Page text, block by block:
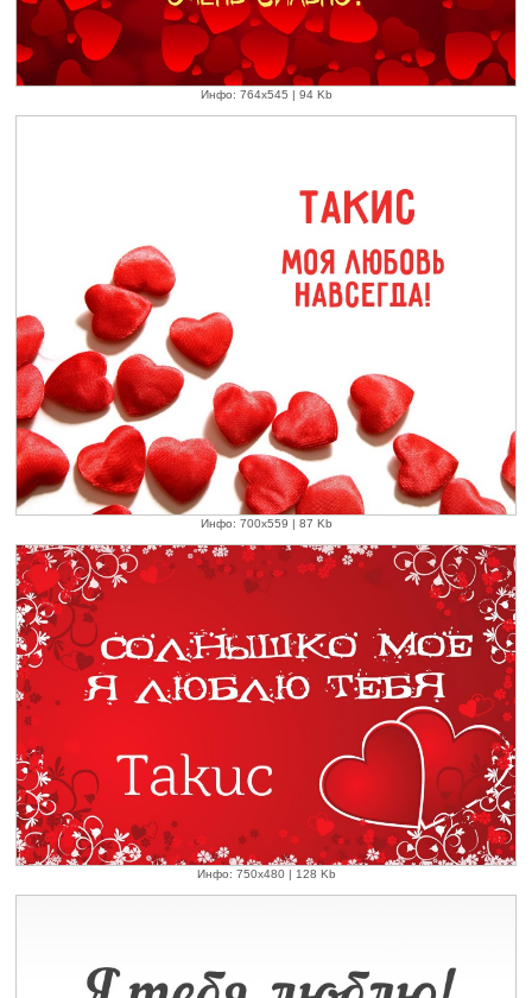
Инфо: 764х545 | 94 Kb
Инфо: 700х559 | 87 Kb
Инфо: 750х480 | 128 Kb